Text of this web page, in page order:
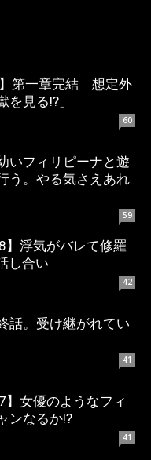
第一章完結「想定外
見る!?」
60
いフィリピーナと遊
う。やる気さえあれ
59
】浮気がバレて修羅
し合い
42
話。受け継がれてい
41
】女優のようなフィ
ンなるか!?
41